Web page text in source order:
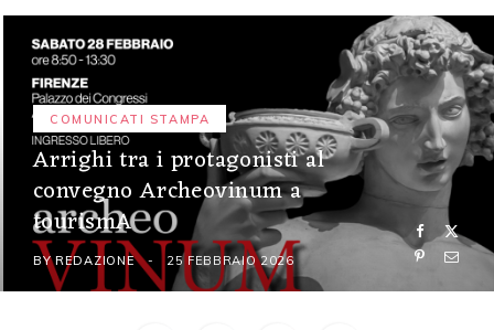
a
m
k
COMUNICATI STAMPA
Arrighi tra i protagonisti al
convegno Archeovinum a
tourismA
BY REDAZIONE 25 FEBBRAIO 2026